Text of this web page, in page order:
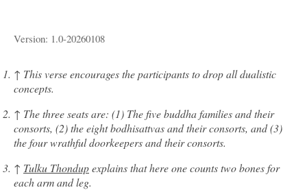
Version: 1.0-20260108
↑ This verse encourages the participants to drop all dualistic
concepts.
↑ The three seats are: (1) The five buddha families and their
consorts, (2) the eight bodhisattvas and their consorts, and (3)
the four wrathful doorkeepers and their consorts.
↑ Tulku Thondupexplains that here one counts two bones for
each arm and leg.